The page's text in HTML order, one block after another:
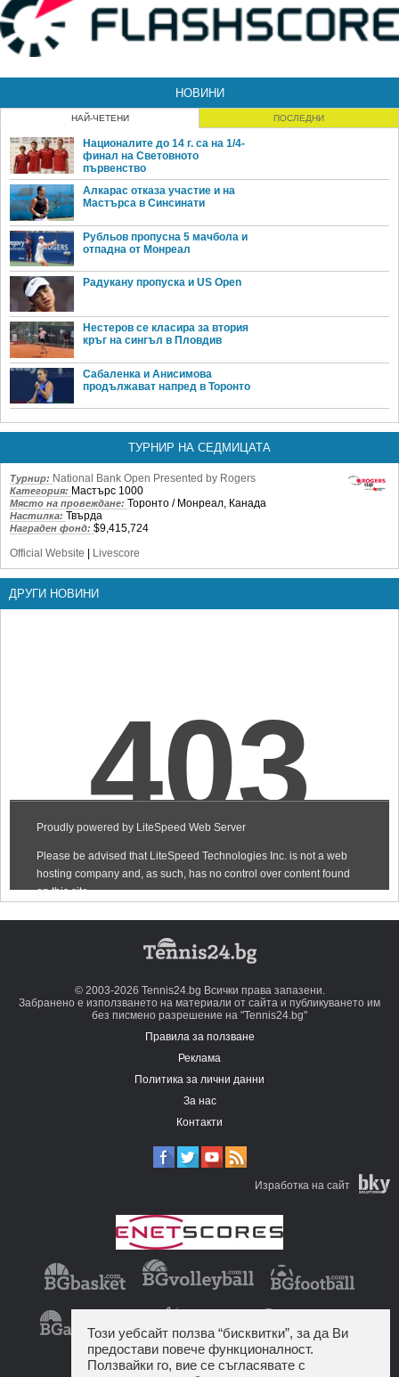
НОВИНИ
НАЙ-ЧЕТЕНИ ПОСЛЕДНИ
Националите до 14 г. са на 1/4-
финал на Световното
първенство
Алкарас отказа участие и на
Мастърса в Синсинати
Рубльов пропусна 5 мачбола и
отпадна от Монреал
Радукану пропуска и US Open
Нестеров се класира за втория
кръг на сингъл в Пловдив
Сабаленка и Анисимова
продължават напред в Торонто
ТУРНИР НА СЕДМИЦАТА
Турнир: National Bank Open Presented by Rogers
Категория: Мастърс 1000
Място на провеждане: Торонто / Монреал, Канада
Настилка: Твърда
Награден фонд: $9,415,724
Official Website
Livescore
ДРУГИ НОВИНИ
© 2003-2026 Tennis24.bg Всички права запазени.
Забранено е използването на материали от сайта и публикуването им
без писмено разрешение на "Tennis24.bg"
Правила за ползване
Реклама
Политика за лични данни
За нас
Контакти
Изработка на сайт
Този уебсайт ползва “бисквитки”, за да Ви
предостави повече функционалност.
Ползвайки го, вие се съгласявате с